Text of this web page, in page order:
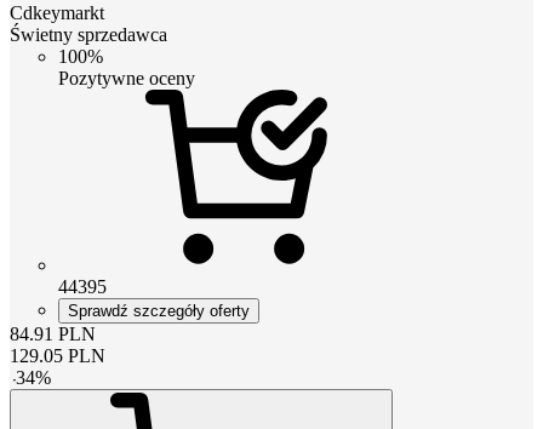
Cdkeymarkt
Świetny sprzedawca
100%
Pozytywne oceny
44395
Sprawdź szczegóły oferty
84.91 PLN
129.05 PLN
-34%